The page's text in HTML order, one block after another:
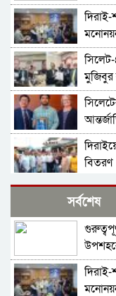
মুজিবুর
বিতরণ
দফার
বন্ধ
সর্বশেষ